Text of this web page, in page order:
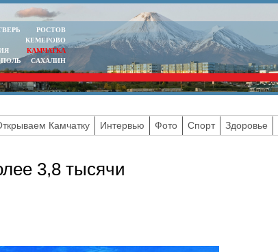
РОСТОВ
КЕМЕРОВО
КАМЧАТКА
САХАЛИН
Камчатку Интервью Фото Спорт Здоровье
3,8 тысячи